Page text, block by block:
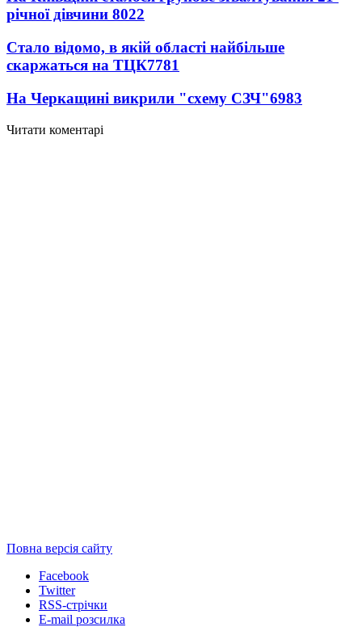
річної дівчини 8022
Стало відомо, в якій області найбільше
скаржаться на ТЦК7781
На Черкащині викрили "схему СЗЧ"6983
Читати коментарі
Повна версія сайту
Facebook
Twitter
RSS-стрічки
E-mail розсилка